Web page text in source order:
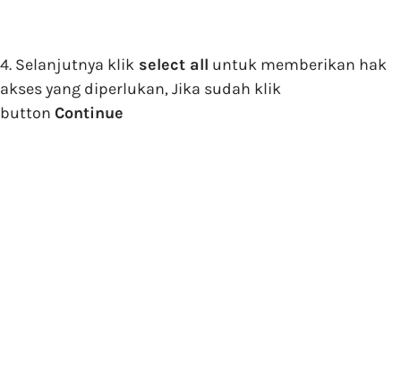
4. Selanjutnya klik select all untuk memberikan hak
akses yang diperlukan, Jika sudah klik
button Continue